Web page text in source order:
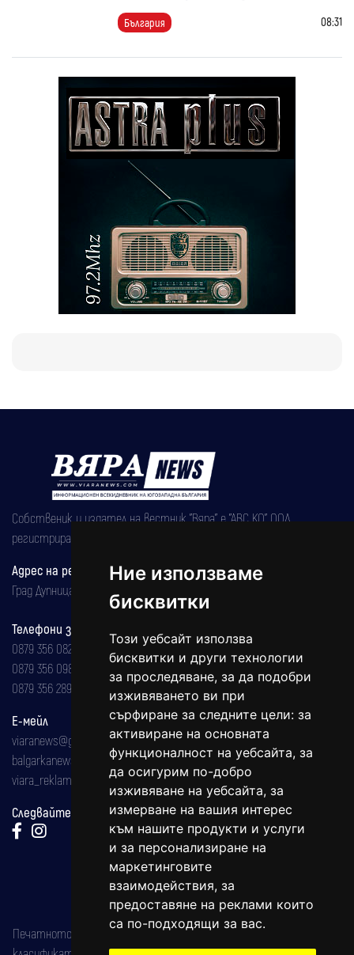
Ние използваме
бисквитки
Този уебсайт използва
бисквитки и други технологии
за проследяване, за да подобри
изживяването ви при
сърфиране за следните цели: за
активиране на основната
функционалност на уебсайта, за
да осигурим по-добро
изживяване на уебсайта, за
измерване на вашия интерес
към нашите продукти и услуги
и за персонализиране на
маркетинговите
взаимодействия, за
предоставяне на реклами които
са по-подходящи за вас.
България 08:31
Собственик и издател на вестник "Вяра" е "АВС КО" ООД,
регистрирана на 08.05.2002 година.
Адрес на редакцията
Град Дупница, ул.''Христо Ботев" 43
Телефони за реклама и абонаменти
0879 356 082
0879 356 098
0879 356 289
Е-мейл
viaranews@gmail.com
balgarkanews@gmail.com
viara_reklama@mail.bg
Следвайте ни:
Печатното издание на вестника е регистрирано в националния